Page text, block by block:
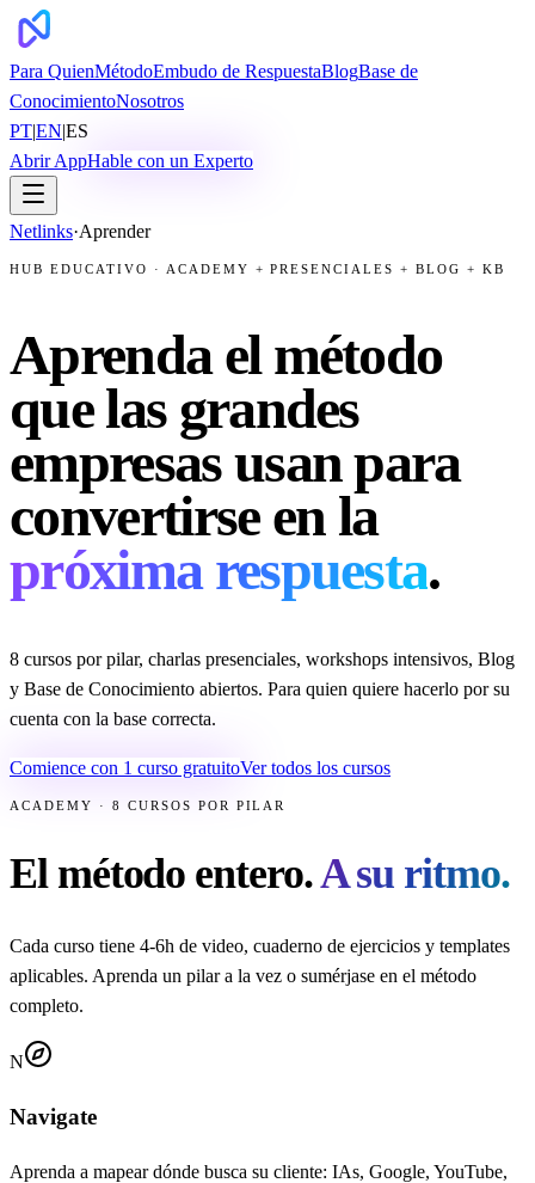
Para QuienMétodoEmbudo de RespuestaBlogBase de
ConocimientoNosotros
PT|EN|ES
Abrir AppHable con un Experto
Netlinks·Aprender
HUB EDUCATIVO · ACADEMY + PRESENCIALES + BLOG + KB
Aprenda el método
que las grandes
empresas usan para
convertirse en la
próxima respuesta.
8 cursos por pilar, charlas presenciales, workshops intensivos, Blog
y Base de Conocimiento abiertos. Para quien quiere hacerlo por su
cuenta con la base correcta.
Comience con 1 curso gratuitoVer todos los cursos
ACADEMY · 8 CURSOS POR PILAR
El método entero.A su ritmo.
Cada curso tiene 4-6h de video, cuaderno de ejercicios y templates
aplicables. Aprenda un pilar a la vez o sumérjase en el método
completo.
N
Navigate
Aprenda a mapear dónde busca su cliente: IAs, Google, YouTube,